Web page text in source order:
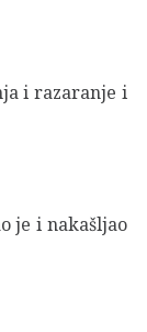
i razaranje i
je i nakašljao